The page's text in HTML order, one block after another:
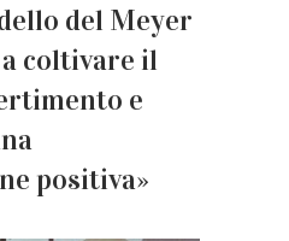
del Meyer
coltivare il
e
positiva»